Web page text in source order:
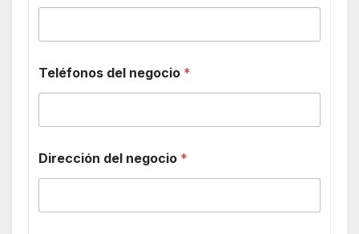
Teléfonos del negocio *
Dirección del negocio *